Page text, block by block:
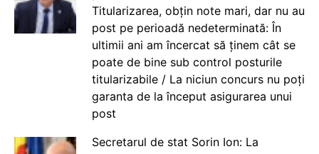
Titularizarea, obțin note mari, dar nu au
post pe perioadă nedeterminată: În
ultimii ani am încercat să ținem cât se
poate de bine sub control posturile
titularizabile / La niciun concurs nu poți
garanta de la început asigurarea unui
post
Secretarul de stat Sorin Ion: La